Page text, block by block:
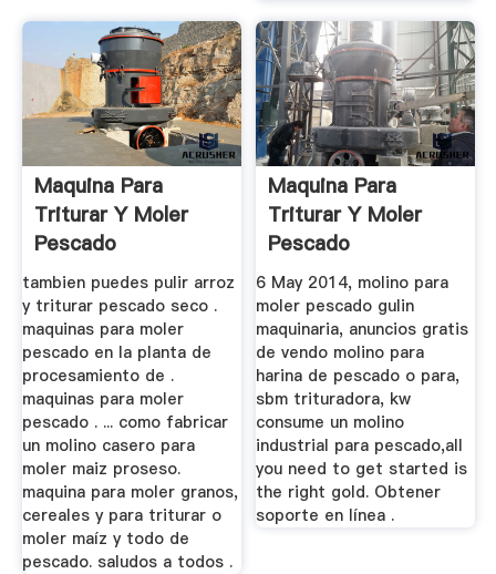
Maquina Para
Triturar Y Moler
Pescado
tambien puedes pulir arroz
y triturar pescado seco .
maquinas para moler
pescado en la planta de
procesamiento de .
maquinas para moler
pescado . ... como fabricar
un molino casero para
moler maiz proseso.
maquina para moler granos,
cereales y para triturar o
moler maíz y todo de
pescado. saludos a todos .
Maquina Para
Triturar Y Moler
Pescado
6 May 2014, molino para
moler pescado gulin
maquinaria, anuncios gratis
de vendo molino para
harina de pescado o para,
sbm trituradora, kw
consume un molino
industrial para pescado,all
you need to get started is
the right gold. Obtener
soporte en línea .